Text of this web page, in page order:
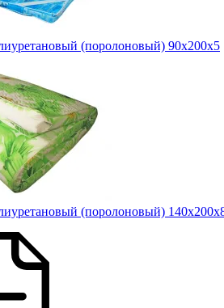
(поролоновый) 90х200х5
(поролоновый)